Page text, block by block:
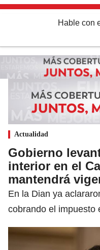
Hable con
Actualidad
Gobierno
interior en el
mantendrá
En la Dian ya
cobrando el impuesto